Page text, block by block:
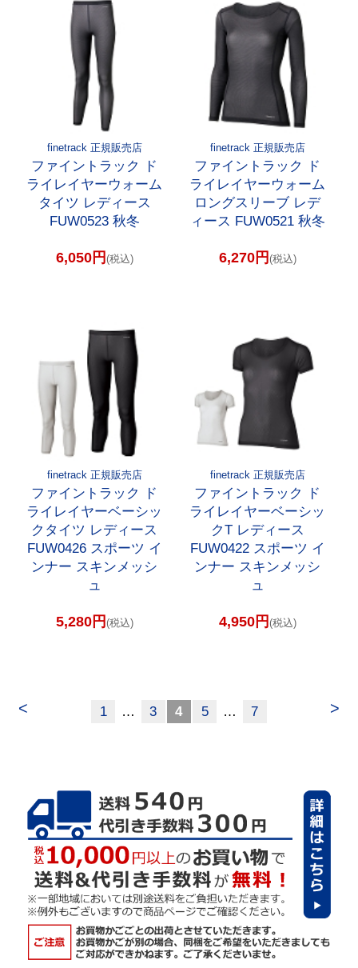
finetrack 正規販売店
ファイントラック ド
ライレイヤーウォーム
タイツ レディース
FUW0523 秋冬
6,050円 (税込)
finetrack 正規販売店
ファイントラック ド
ライレイヤーウォーム
ロングスリーブ レデ
ィース FUW0521 秋冬
6,270円 (税込)
finetrack 正規販売店
ファイントラック ド
ライレイヤーベーシッ
クタイツ レディース
FUW0426 スポーツ イ
ンナー スキンメッシ
ュ
5,280円 (税込)
finetrack 正規販売店
ファイントラック ド
ライレイヤーベーシッ
クT レディース
FUW0422 スポーツ イ
ンナー スキンメッシ
ュ
4,950円 (税込)
< >
1 … 3 4 5 … 7